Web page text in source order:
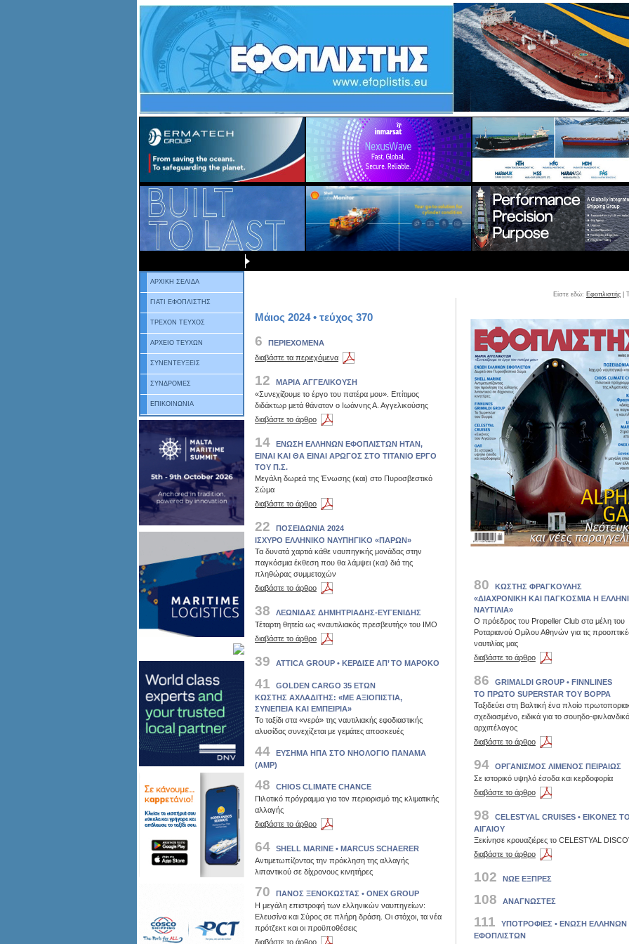
ΑΡΧΙΚΗ ΣΕΛΙΔΑ
ΓΙΑΤΙ ΕΦΟΠΛΙΣΤΗΣ
ΤΡΕΧΟΝ ΤΕΥΧΟΣ
ΑΡΧΕΙΟ ΤΕΥΧΩΝ
ΣΥΝΕΝΤΕΥΞΕΙΣ
ΣΥΝΔΡΟΜΕΣ
ΕΠΙΚΟΙΝΩΝΙΑ
Είστε εδώ: Εφοπλιστής |
Μάιος 2024 • τεύχος 370
6
ΠΕΡΙΕΧΟΜΕΝΑ
διαβάστε τα περιεχόμενα
12
ΜΑΡΙΑ ΑΓΓΕΛΙΚΟΥΣΗ
«Συνεχίζουμε το έργο του πατέρα μου». Επίτιμος
διδάκτωρ μετά θάνατον ο Ιωάννης Α. Αγγελικούσης
διαβάστε το άρθρο
14
ΕΝΩΣΗ ΕΛΛΗΝΩΝ ΕΦΟΠΛΙΣΤΩΝ ΗΤΑΝ,
ΕΙΝΑΙ ΚΑΙ ΘΑ ΕΙΝΑΙ ΑΡΩΓΟΣ ΣΤΟ ΤΙΤΑΝΙΟ ΕΡΓΟ
ΤΟΥ Π.Σ.
Μεγάλη δωρεά της Ένωσης (και) στο Πυροσβεστικό
Σώμα
διαβάστε το άρθρο
22
ΠΟΣΕΙΔΩΝΙΑ 2024
ΙΣΧΥΡΟ ΕΛΛΗΝΙΚΟ ΝΑΥΠΗΓΙΚΟ «ΠΑΡΩΝ»
Τα δυνατά χαρτιά κάθε ναυπηγικής μονάδας στην
παγκόσμια έκθεση που θα λάμψει (και) διά της
πληθώρας συμμετοχών
διαβάστε το άρθρο
38
ΛΕΩΝΙΔΑΣ ΔΗΜΗΤΡΙΑΔΗΣ-ΕΥΓΕΝΙΔΗΣ
Τέταρτη θητεία ως «ναυτιλιακός πρεσβευτής» του ΙΜΟ
διαβάστε το άρθρο
39 ATTICA GROUP • KEΡΔΙΣΕ ΑΠ’ ΤΟ ΜΑΡΟΚΟ
41
GOLDEN CARGO 35 EΤΩΝ
ΚΩΣΤΗΣ ΑΧΛΑΔΙΤΗΣ: «ΜΕ ΑΞΙΟΠΙΣΤΙΑ,
ΣΥΝΕΠΕΙΑ ΚΑΙ ΕΜΠΕΙΡΙΑ»
Το ταξίδι στα «νερά» της ναυτιλιακής εφοδιαστικής
αλυσίδας συνεχίζεται με γεμάτες αποσκευές
44
ΕΥΣΗΜΑ ΗΠΑ ΣΤΟ ΝΗΟΛΟΓΙΟ ΠΑΝΑΜΑ
(AMP)
48
CHIOS CLIMATE CHANCE
Πιλοτικό πρόγραμμα για τον περιορισμό της κλιματικής
αλλαγής
διαβάστε το άρθρο
64
SHELL MARINE • MARCUS SCHAERER
Αντιμετωπίζοντας την πρόκληση της αλλαγής
λιπαντικού σε δίχρονους κινητήρες
70
ΠΑΝΟΣ ΞΕΝΟΚΩΣΤΑΣ • ONEX GROUP
Η μεγάλη επιστροφή των ελληνικών ναυπηγείων:
Ελευσίνα και Σύρος σε πλήρη δράση. Οι στόχοι, τα νέα
πρότζεκτ και οι προϋποθέσεις
διαβάστε το άρθρο
80
ΚΩΣΤΗΣ ΦΡΑΓΚΟΥΛΗΣ
«ΔΙΑΧΡΟΝΙΚΗ ΚΑΙ ΠΑΓΚΟΣΜΙΑ Η
ΝΑΥΤΙΛΙΑ»
Ο πρόεδρος του Propeller Club στα μέλη του
Ροταριανού Ομίλου Αθηνών για τις
ναυτιλίας μας
διαβάστε το άρθρο
86
GRIMALDI GROUP • FINNLINES
ΤΟ ΠΡΩΤΟ SUPERSTAR TOY ΒΟΡΡΑ
Ταξιδεύει στη Βαλτική ένα πλοίο
σχεδιασμένο, ειδικά για το σουηδο-φινλανδικό
αρχιπέλαγος
διαβάστε το άρθρο
94
ΟΡΓΑΝΙΣΜΟΣ ΛΙΜΕΝΟΣ ΠΕΙΡΑΙΩΣ
Σε ιστορικό υψηλό έσοδα και κερδοφορία
διαβάστε το άρθρο
98
CELESTYAL CRUISES • EIKOΝΕΣ
ΑΙΓΑΙΟΥ
Ξεκίνησε κρουαζιέρες το CELESTYAL
διαβάστε το άρθρο
102 ΝΩΕ ΕΞΠΡΕΣ
108 ΑΝΑΓΝΩΣΤΕΣ
111
ΥΠΟΤΡΟΦΙΕΣ • ΕΝΩΣΗ ΕΛΛΗΝΩΝ
ΕΦΟΠΛΙΣΤΩΝ